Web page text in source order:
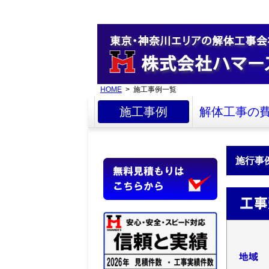
HOME > 施工事例一覧
施工事例 解体工事の
施行事